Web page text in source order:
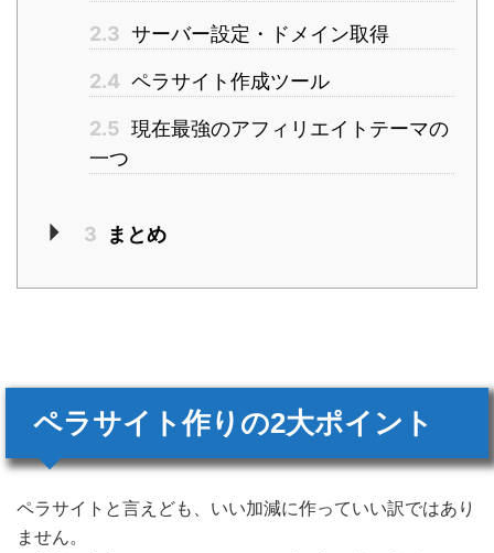
2.3 サーバー設定・ドメイン取得
2.4 ペラサイト作成ツール
2.5 現在最強のアフィリエイトテーマの
一つ
3 まとめ
ペラサイト作りの2大ポイント
ペラサイトと言えども、いい加減に作っていい訳ではあり
ません。